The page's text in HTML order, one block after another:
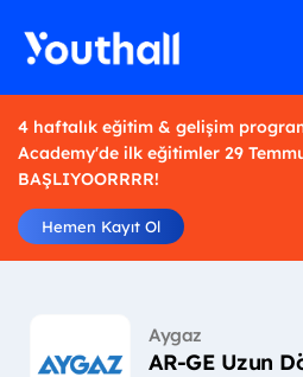
4 haftalık eğitim & gelişim
Academy'de ilk eğitimler 29
BAŞLIYOORRRR!
Hemen Kayıt Ol
Aygaz
AR-GE Uzun